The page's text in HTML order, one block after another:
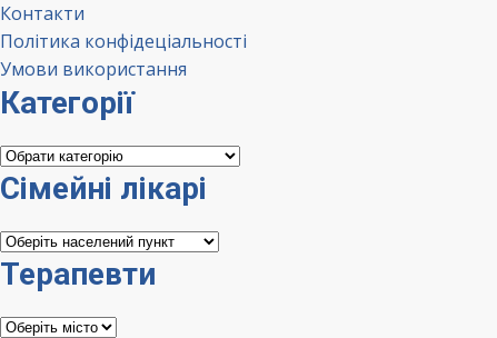
Контакти
Політика конфідеціальності
Умови використання
Категорії
Категорії
Сімейні лікарі
Сімейні
лікарі
Терапевти
Терапевти